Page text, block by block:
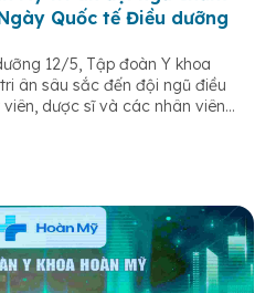
Quốc tế Điều dưỡng
12/5, Tập đoàn Y khoa
ân sâu sắc đến đội ngũ điều
dược sĩ và các nhân viên